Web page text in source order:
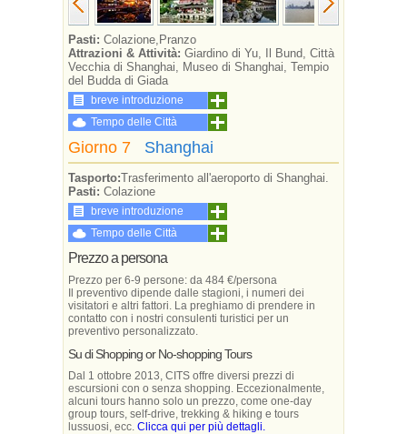
Pasti: Colazione,Pranzo
Attrazioni & Attività: Giardino di Yu, Il Bund, Città
Vecchia di Shanghai, Museo di Shanghai, Tempio
del Budda di Giada
breve introduzione
Tempo delle Città
Giorno 7 Shanghai
Tasporto:Trasferimento all'aeroporto di Shanghai.
Pasti: Colazione
breve introduzione
Tempo delle Città
Prezzo a persona
Prezzo per 6-9 persone: da 484 €/persona
Il preventivo dipende dalle stagioni, i numeri dei
visitatori e altri fattori. La preghiamo di prendere in
contatto con i nostri consulenti turistici per un
preventivo personalizzato.
Su di Shopping or No-shopping Tours
Dal 1 ottobre 2013, CITS offre diversi prezzi di
escursioni con o senza shopping. Eccezionalmente,
alcuni tours hanno solo un prezzo, come one-day
group tours, self-drive, trekking & hiking e tours
lussuosi, ecc. Clicca qui per più dettagli.